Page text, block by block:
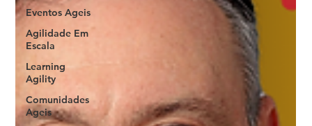
Eventos Ageis
Agilidade Em
Escala
Learning
Agility
Comunidades
Ageis